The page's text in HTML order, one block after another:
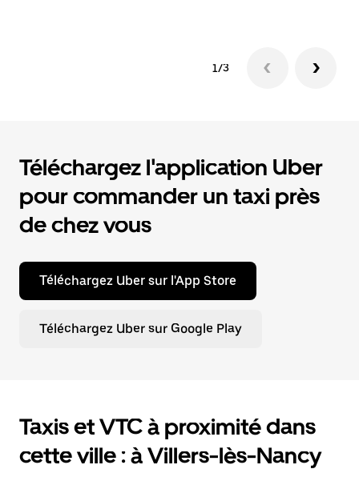
1/3
Téléchargez l'application Uber
pour commander un taxi près
de chez vous
Téléchargez Uber sur l'App Store
Téléchargez Uber sur Google Play
Taxis et VTC à proximité dans
cette ville : à Villers-lès-Nancy